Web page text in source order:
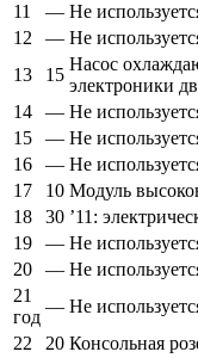
11
— Не
12
— Не
13
15
Насос
электроники
14
— Не
15
— Не
16
— Не
17
10 Модуль
18
30 ’11:
19
— Не
20
— Не
21
год
— Не
22
20 Консольная